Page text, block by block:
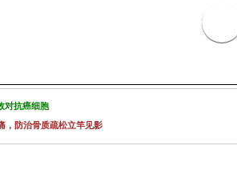
对抗癌细胞
，防治骨质疏松立竿见影